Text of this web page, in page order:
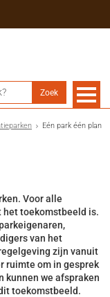
Eén park één plan
Voor alle
het toekomstbeeld is.
van het
zijn vanuit
ruimte om in gesprek
kunnen we afspraken
toekomstbeeld.